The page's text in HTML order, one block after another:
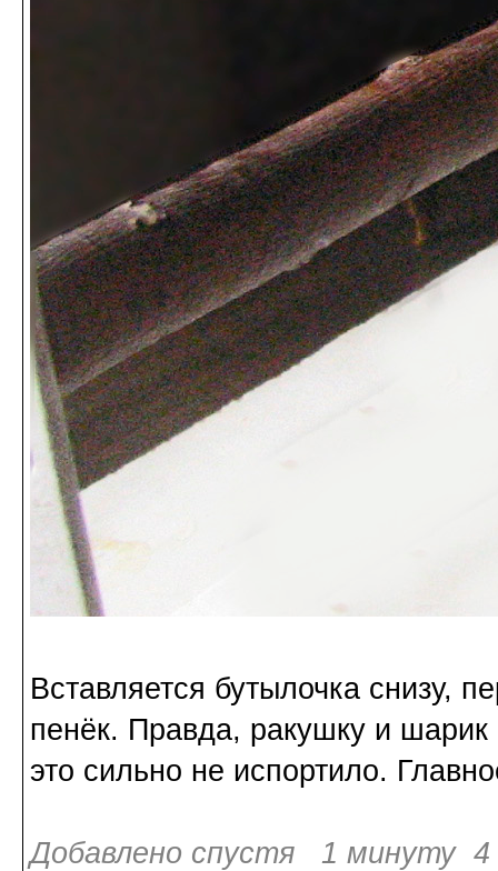
Вставляется бутылочка снизу,
пенёк. Правда, ракушку и
это сильно не испортило.
Добавлено спустя 1 минуту 4